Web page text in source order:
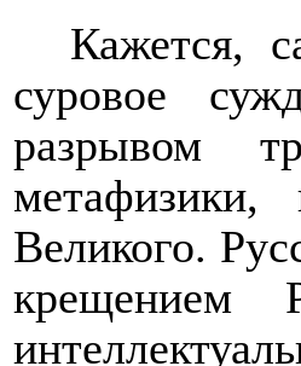
Кажется,
суровое
разрывом
Великого.
крещением